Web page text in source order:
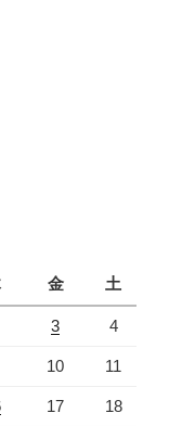
金 土
3 4
10 11
17 18